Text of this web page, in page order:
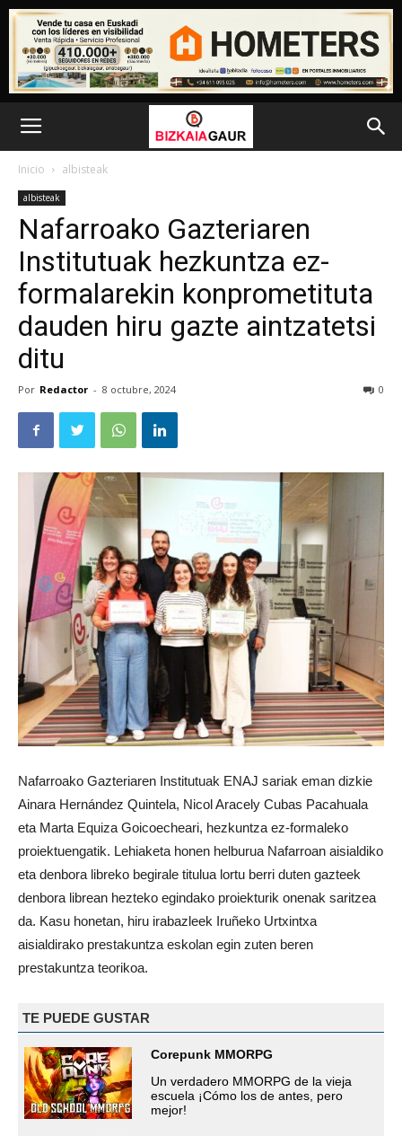
Inicio albisteak
albisteak
Nafarroako Gazteriaren
Institutuak hezkuntza ez-
formalarekin konprometituta
dauden hiru gazte aintzatetsi
ditu
Por Redactor - 8 octubre, 2024 0
Nafarroako Gazteriaren Institutuak ENAJ sariak eman dizkie
Ainara Hernández Quintela, Nicol Aracely Cubas Pacahuala
eta Marta Equiza Goicoecheari, hezkuntza ez-formaleko
proiektuengatik. Lehiaketa honen helburua Nafarroan aisialdiko
eta denbora libreko begirale titulua lortu berri duten gazteek
denbora librean hezteko egindako proiekturik onenak saritzea
da. Kasu honetan, hiru irabazleek Iruñeko Urtxintxa
aisialdirako prestakuntza eskolan egin zuten beren
prestakuntza teorikoa.
TE PUEDE GUSTAR
Corepunk MMORPG
Un verdadero MMORPG de la vieja
escuela ¡Cómo los de antes, pero
mejor!